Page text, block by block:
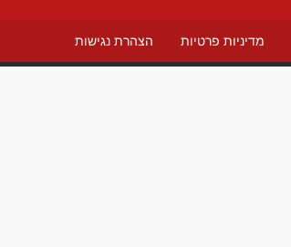
מדיניות פרטיות הצהרת נגישות